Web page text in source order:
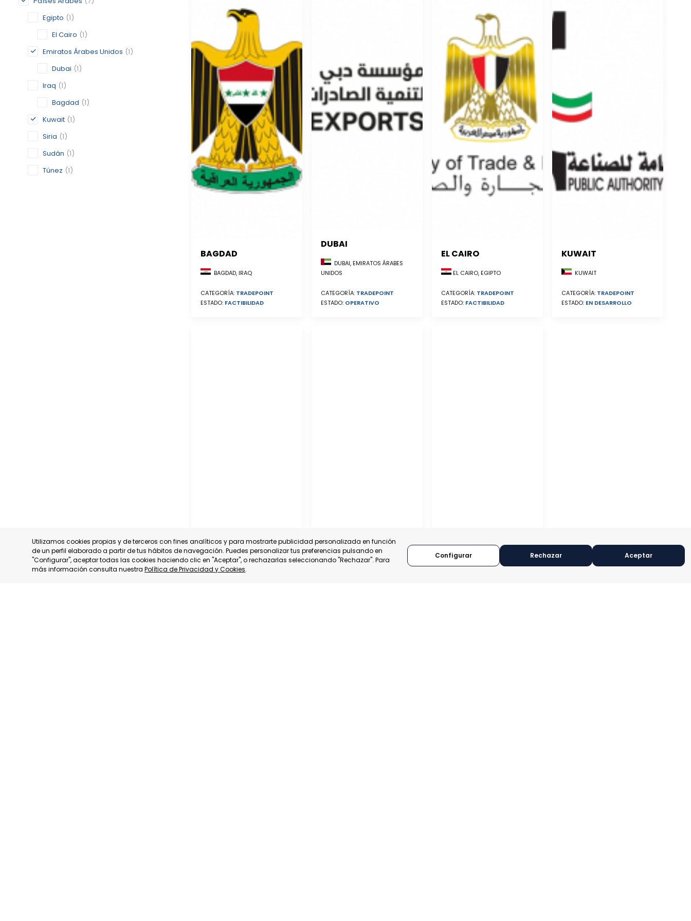
Egipto (1)
El Cairo (1)
Emiratos Árabes Unidos (1)
Dubai (1)
Iraq (1)
Bagdad (1)
Kuwait (1)
Siria (1)
Sudán (1)
Túnez (1)
BAGDAD
BAGDAD, IRAQ
CATEGORÍA: TRADEPOINT
ESTADO: FACTIBILIDAD
DUBAI
DUBAI, EMIRATOS ÁRABES
UNIDOS
CATEGORÍA: TRADEPOINT
ESTADO: OPERATIVO
EL CAIRO
EL CAIRO, EGIPTO
CATEGORÍA: TRADEPOINT
ESTADO: FACTIBILIDAD
KUWAIT
KUWAIT
CATEGORÍA: TRADEPOINT
ESTADO: EN DESARROLLO
Utilizamos cookies propias y de terceros con fines analíticos y para mostrarte publicidad personalizada en función
de un perfil elaborado a partir de tus hábitos de navegación. Puedes personalizar tus preferencias pulsando en
"Configurar", aceptar todas las cookies haciendo clic en "Aceptar", o rechazarlas seleccionando "Rechazar". Para
más información consulta nuestra Política de Privacidad y Cookies.
Configurar Rechazar Aceptar